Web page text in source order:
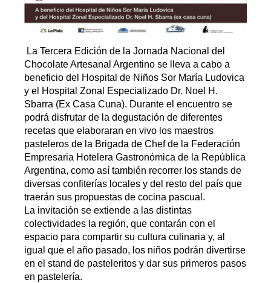
La Tercera Edición de la Jornada Nacional del
Chocolate Artesanal Argentino se lleva a cabo a
beneficio del Hospital de Niños Sor María Ludovica
y el Hospital Zonal Especializado Dr. Noel H.
Sbarra (Ex Casa Cuna). Durante el encuentro se
podrá disfrutar de la degustación de diferentes
recetas que elaboraran en vivo los maestros
pasteleros de la Brigada de Chef de la Federación
Empresaria Hotelera Gastronómica de la República
Argentina, como así también recorrer los stands de
diversas confiterías locales y del resto del país que
traerán sus propuestas de cocina pascual.
La invitación se extiende a las distintas
colectividades la región, que contarán con el
espacio para compartir su cultura culinaria y, al
igual que el año pasado, los niños podrán divertirse
en el stand de pasteleritos y dar sus primeros pasos
en pastelería.